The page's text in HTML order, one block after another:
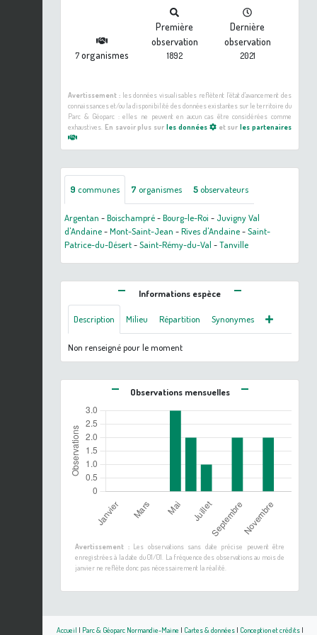
7organismes
Première
observation
1892
Dernière
observation
2021
Avertissement :les données visualisables reflètent l'état d'avancement des
connaissances et/ou la disponibilité des données existantes sur le territoire du
Parc & Géoparc : elles ne peuvent en aucun cas être considérées comme
exhaustives. En savoir plus sur les données et surles partenaires
9 communes 7 organismes 5observateurs
Argentan -Boischampré-Bourg-le-Roi - Juvigny Val
d'Andaine-Mont-Saint-Jean -Rives d'Andaine-Saint-
Patrice-du-Désert-Saint-Rémy-du-Val -Tanville
Informations espèce
Description Milieu Répartition Synonymes
Non renseigné pour le moment
Observations mensuelles
Avertissement :Les observations sans date précise peuvent être
enregistrées à la date du 01/01. La fréquence des observations au mois de
janvier ne reflète donc pas nécessairement la réalité.
Accueil | Parc & Géoparc Normandie-Maine | Cartes & données| Conception et crédits|